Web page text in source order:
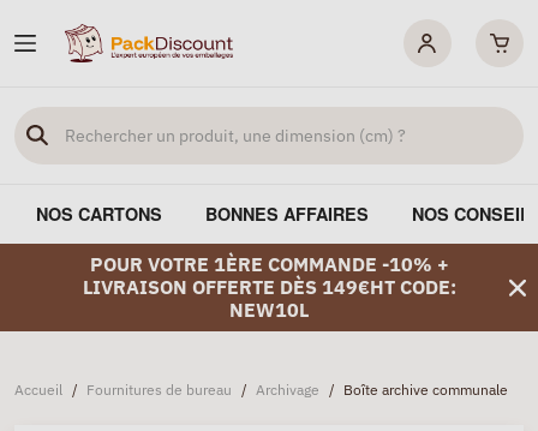
NOS CARTONS BONNES AFFAIRES NOS
POUR VOTRE 1ÈRE COMMANDE -10% +
LIVRAISON OFFERTE DÈS 149€HT CODE:
NEW10L
Accueil / Fournitures de bureau / Archivage / Boîte archive communale